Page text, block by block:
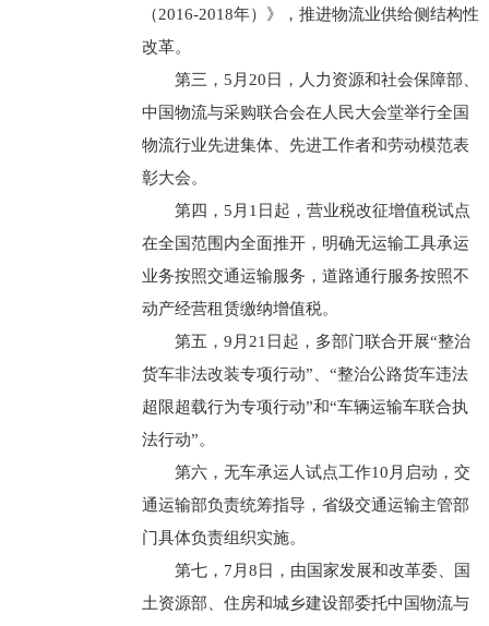
（2016-2018年）》，推进物流业供给侧结构性
改革。
第三，5月20日，人力资源和社会保障部、
中国物流与采购联合会在人民大会堂举行全国
物流行业先进集体、先进工作者和劳动模范表
彰大会。
第四，5月1日起，营业税改征增值税试点
在全国范围内全面推开，明确无运输工具承运
业务按照交通运输服务，道路通行服务按照不
动产经营租赁缴纳增值税。
第五，9月21日起，多部门联合开展“整治
货车非法改装专项行动”、“整治公路货车违法
超限超载行为专项行动”和“车辆运输车联合执
法行动”。
第六，无车承运人试点工作10月启动，交
通运输部负责统筹指导，省级交通运输主管部
门具体负责组织实施。
第七，7月8日，由国家发展和改革委、国
土资源部、住房和城乡建设部委托中国物流与